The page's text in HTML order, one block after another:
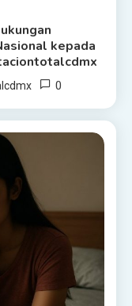
kepada
0